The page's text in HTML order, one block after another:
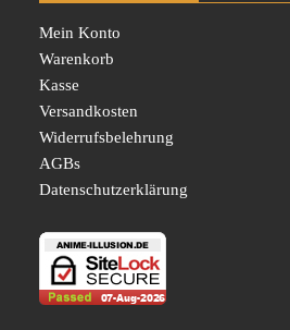
Mein Konto
Warenkorb
Kasse
Versandkosten
Widerrufsbelehrung
AGBs
Datenschutzerklärung